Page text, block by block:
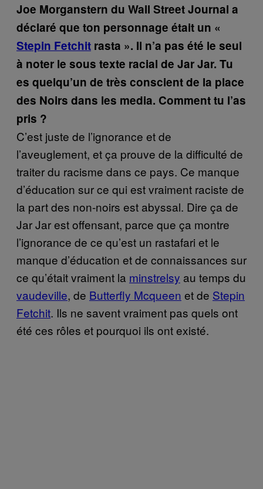
Joe Morganstern du Wall Street Journal a
déclaré que ton personnage était un «
Stepin Fetchit rasta ». Il n’a pas été le seul
à noter le sous texte racial de Jar Jar. Tu
es quelqu’un de très conscient de la place
des Noirs dans les media. Comment tu l’as
pris ?
C’est juste de l’ignorance et de
l’aveuglement, et ça prouve de la difficulté de
traiter du racisme dans ce pays. Ce manque
d’éducation sur ce qui est vraiment raciste de
la part des non-noirs est abyssal. Dire ça de
Jar Jar est offensant, parce que ça montre
l’ignorance de ce qu’est un rastafari et le
manque d’éducation et de connaissances sur
ce qu’était vraiment la minstrelsy au temps du
vaudeville, de Butterfly Mcqueen et de Stepin
Fetchit. Ils ne savent vraiment pas quels ont
été ces rôles et pourquoi ils ont existé.